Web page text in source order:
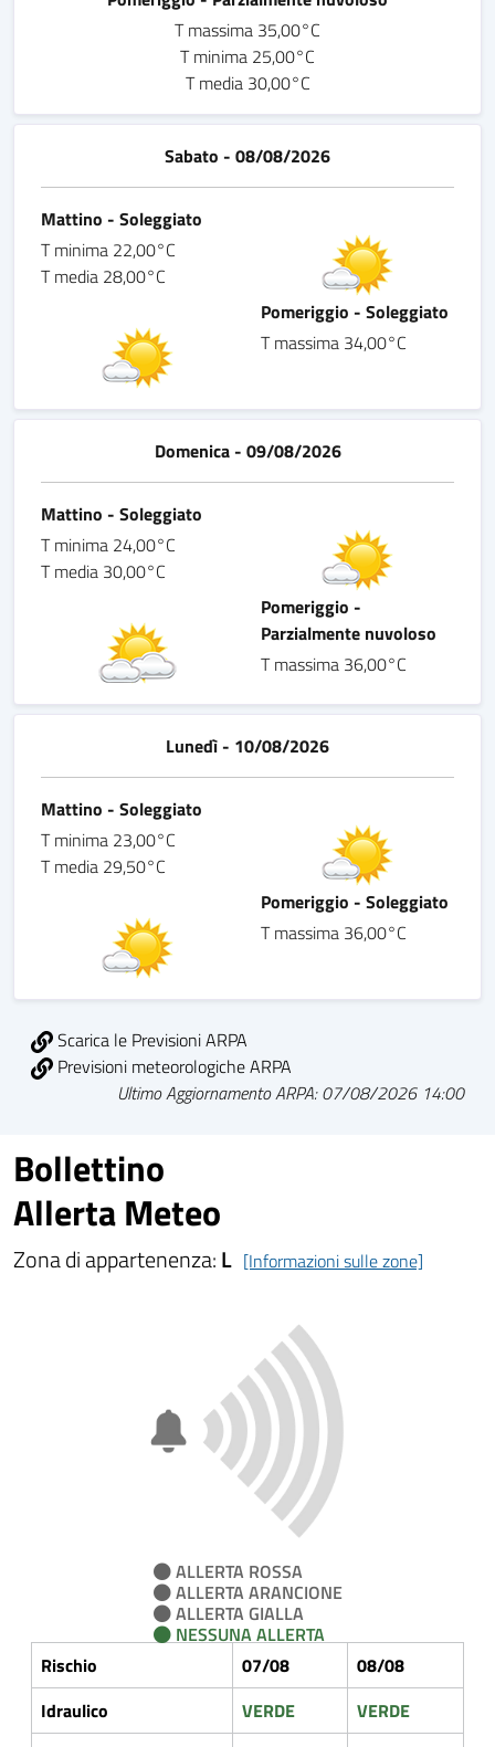
T massima 35,00°C
T minima 25,00°C
T media 30,00°C
Sabato - 08/08/2026
Mattino - Soleggiato
T minima 22,00°C
T media 28,00°C
Pomeriggio - Soleggiato
T massima 34,00°C
Domenica - 09/08/2026
Mattino - Soleggiato
T minima 24,00°C
T media 30,00°C
Pomeriggio -
Parzialmente nuvoloso
T massima 36,00°C
Lunedì - 10/08/2026
Mattino - Soleggiato
T minima 23,00°C
T media 29,50°C
Pomeriggio - Soleggiato
T massima 36,00°C
Scarica le Previsioni ARPA
Previsioni meteorologiche ARPA
Ultimo Aggiornamento ARPA: 07/08/2026 14:00
Bollettino
Allerta Meteo
Zona di appartenenza:L [Informazioni sulle zone]
ALLERTA ROSSA
ALLERTA ARANCIONE
ALLERTA GIALLA
NESSUNA ALLERTA
Rischio
07/08
08/08
Idraulico
VERDE
VERDE